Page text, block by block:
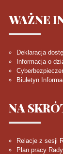
WAŻNE
Deklaracja
Informacja o
Biuletyn
NA
Relacje z sesji
Plan pracy